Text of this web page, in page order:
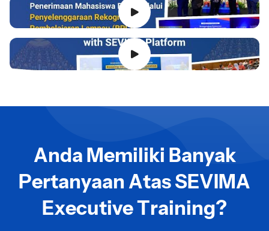
Anda Memiliki Banyak
Pertanyaan Atas SEVIMA
Executive Training?